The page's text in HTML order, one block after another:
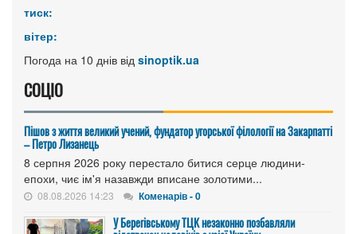
тиск:
вітер:
Погода на 10 днів від sinoptik.ua
СОЦІО
Пішов з життя великий учений, фундатор угорської філології на Закарпатті
– Петро Лизанець
8 серпня 2026 року перестало битися серце людини-
епохи, чиє ім'я назавжди вписане золотими...
08.08.2026 14:23 Коменарів - 0
У Берегівському ТЦК незаконно позбавляли